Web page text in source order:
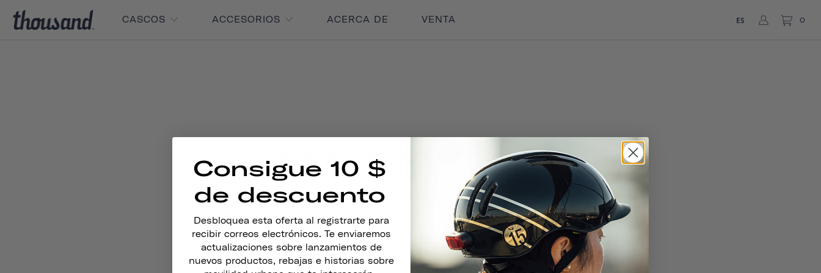
CASCOS ACCESORIOS ACERCA DE VENTA ES 0
Mantente En Contacto
SUSCRÍBASE A
Consigue 10 $
de descuento
Desbloquea esta oferta al registrarte para
recibir correos electrónicos. Te enviaremos
actualizaciones sobre lanzamientos de
nuevos productos, rebajas e historias sobre